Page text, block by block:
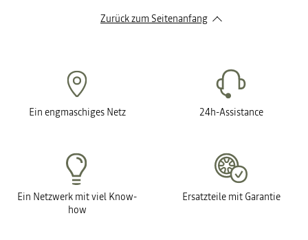
Zurück zum Seitenanfang
Ein engmaschiges Netz 24h-Assistance
Ein Netzwerk mit viel Know-
how
Ersatzteile mit Garantie